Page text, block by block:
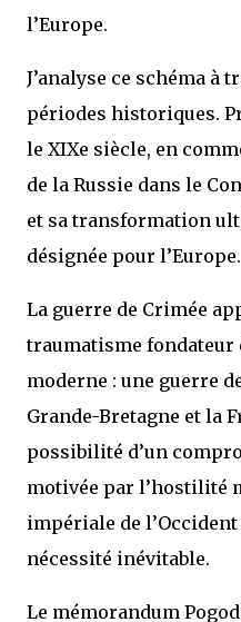
l’Europe.
J’analyse ce schéma à
périodes historiques.
le XIXe siècle, en
de la Russie dans le
et sa transformation
désignée pour l’Europe.
La guerre de Crimée
traumatisme fondateur
moderne : une guerre
Grande-Bretagne et la
possibilité d’un
motivée par l’hostilité
impériale de
nécessité inévitable.
Le mémorandum